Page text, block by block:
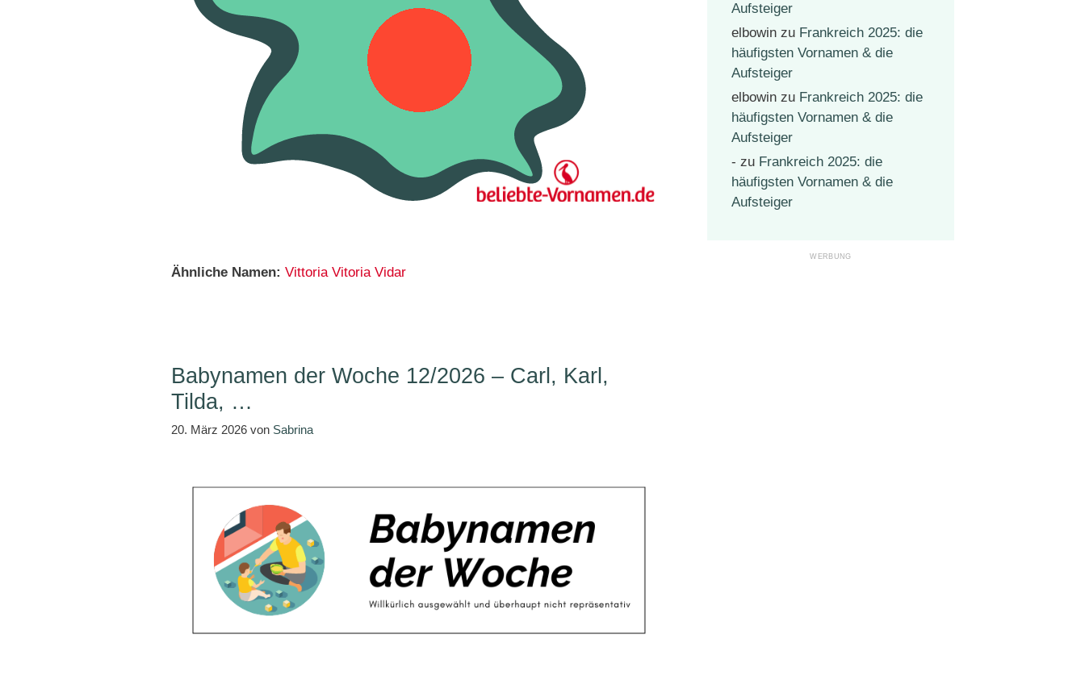
Ähnliche Namen: Vittoria Vitoria Vidar
Babynamen der Woche 12/2026 – Carl, Karl,
Tilda, …
20. März 2026 von Sabrina
Aufsteiger
elbowin zu Frankreich 2025: die
häufigsten Vornamen & die
Aufsteiger
elbowin zu Frankreich 2025: die
häufigsten Vornamen & die
Aufsteiger
- zu Frankreich 2025: die
häufigsten Vornamen & die
Aufsteiger